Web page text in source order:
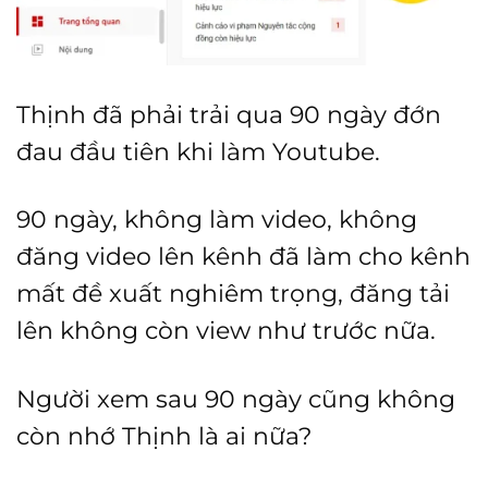
Thịnh đã phải trải qua 90 ngày đớn
đau đầu tiên khi làm Youtube.
90 ngày, không làm video, không
đăng video lên kênh đã làm cho kênh
mất đề xuất nghiêm trọng, đăng tải
lên không còn view như trước nữa.
Người xem sau 90 ngày cũng không
còn nhớ Thịnh là ai nữa?